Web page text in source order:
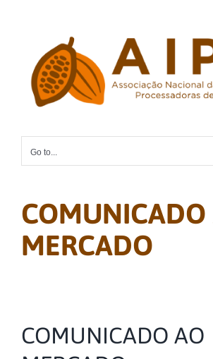
Go to...
COMUNICADO
MERCADO
COMUNICADO AO